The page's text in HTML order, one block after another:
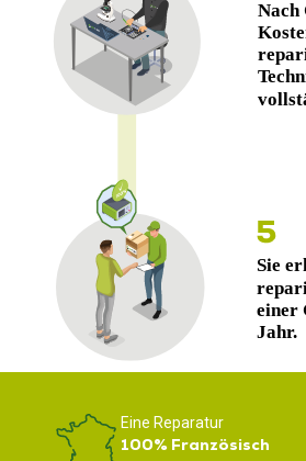
Eine Reparatur
100% Französisch